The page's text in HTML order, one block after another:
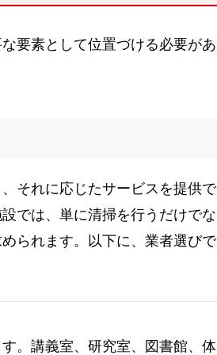
要素として位置づける必要があ
それに応じたサービスを提供で
では、単に清掃を行うだけでな
られます。以下に、業者選びで
。講義室、研究室、図書館、体